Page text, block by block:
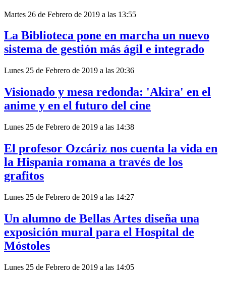
Martes 26 de Febrero de 2019 a las 13:55
La Biblioteca pone en marcha un nuevo
sistema de gestión más ágil e integrado
Lunes 25 de Febrero de 2019 a las 20:36
Visionado y mesa redonda: 'Akira' en el
anime y en el futuro del cine
Lunes 25 de Febrero de 2019 a las 14:38
El profesor Ozcáriz nos cuenta la vida en
la Hispania romana a través de los
grafitos
Lunes 25 de Febrero de 2019 a las 14:27
Un alumno de Bellas Artes diseña una
exposición mural para el Hospital de
Móstoles
Lunes 25 de Febrero de 2019 a las 14:05